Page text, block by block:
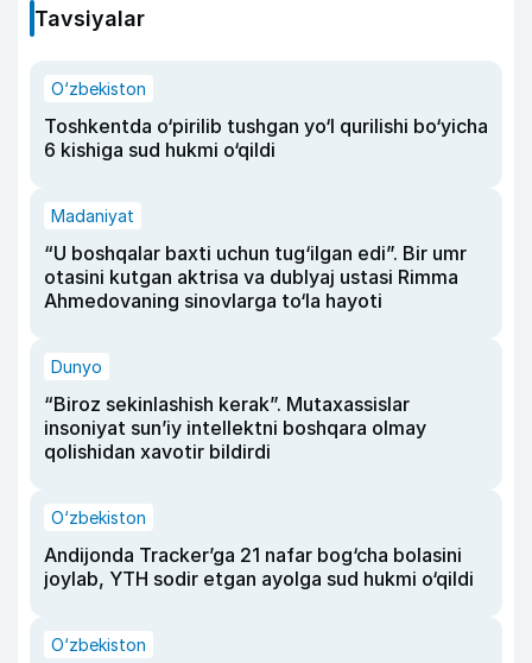
Tavsiyalar
O‘zbekiston
Toshkentda o‘pirilib tushgan yo‘l qurilishi bo‘yicha
6 kishiga sud hukmi o‘qildi
Madaniyat
“U boshqalar baxti uchun tug‘ilgan edi”. Bir umr
otasini kutgan aktrisa va dublyaj ustasi Rimma
Ahmedovaning sinovlarga to‘la hayoti
Dunyo
“Biroz sekinlashish kerak”. Mutaxassislar
insoniyat sun’iy intellektni boshqara olmay
qolishidan xavotir bildirdi
O‘zbekiston
Andijonda Tracker’ga 21 nafar bog‘cha bolasini
joylab, YTH sodir etgan ayolga sud hukmi o‘qildi
O‘zbekiston